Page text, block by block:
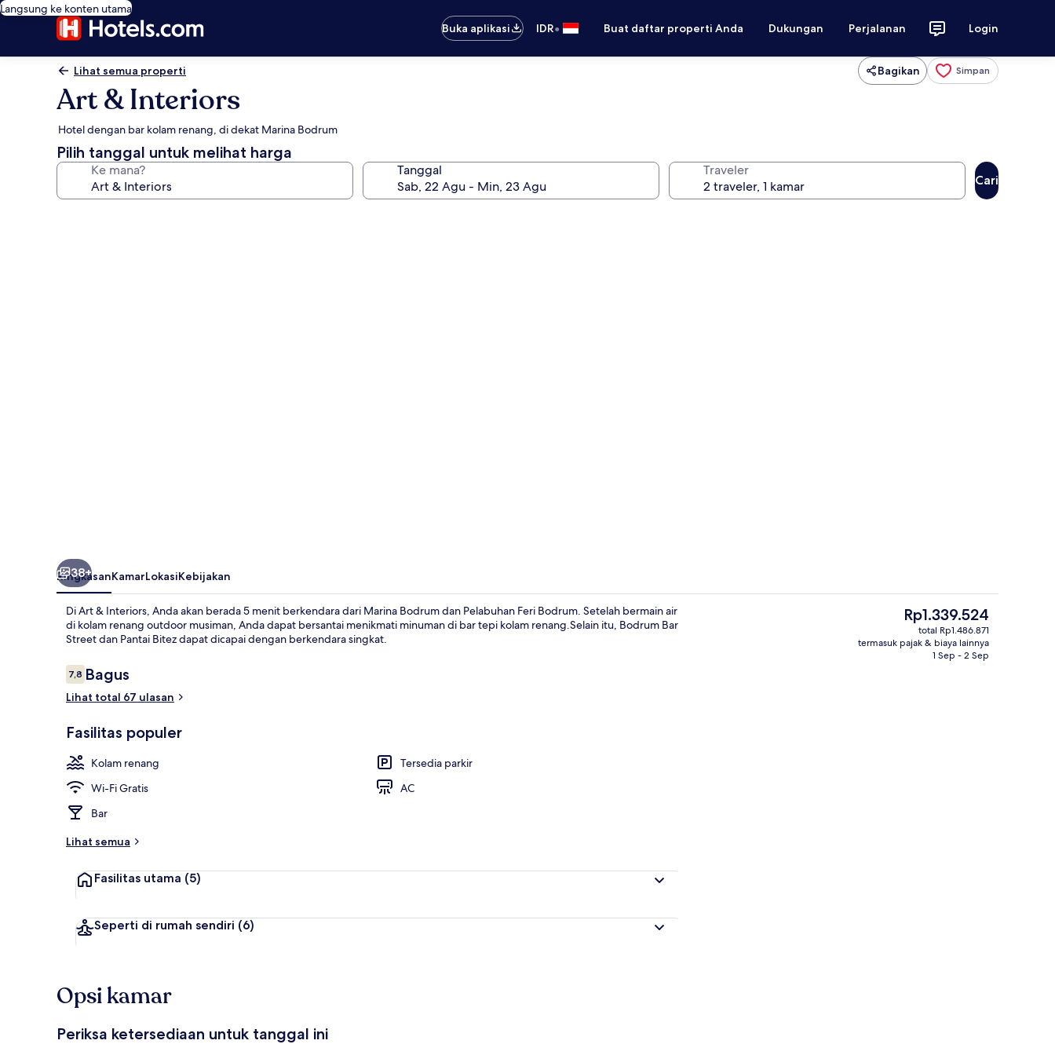
Langsung ke konten utama
Buka aplikasi
IDR• Buat daftar properti Anda Dukungan Perjalanan Login
Lihat semua properti Bagikan Simpan
Art & Interiors
Hotel dengan bar kolam renang, di dekat Marina Bodrum
Pilih tanggal untuk melihat harga
Ke mana? Tanggal Traveler
Cari
Dek berjemur
38+
RingkasanKamarLokasiKebijakan
Di Art & Interiors, Anda akan berada 5 menit berkendara dari Marina Bodrum dan Pelabuhan Feri Bodrum. Setelah bermain air
di kolam renang outdoor musiman, Anda dapat bersantai menikmati minuman di bar tepi kolam renang.Selain itu, Bodrum Bar
Street dan Pantai Bitez dapat dicapai dengan berkendara singkat.
Ulasan
7,87,8 dari 10
Bagus
Lihat total 67 ulasan
Fasilitas populer
Kolam renang
Tersedia parkir
Wi-Fi Gratis
AC
Bar
Lihat semua
Fasilitas utama (5)
Seperti di rumah sendiri (6)
Harga
saat
ini
Rp1.339.524
Rp1.339.524
total Rp1.486.871
termasuk pajak & biaya lainnya
1 Sep - 2 Sep
Opsi kamar
Periksa ketersediaan untuk tanggal ini